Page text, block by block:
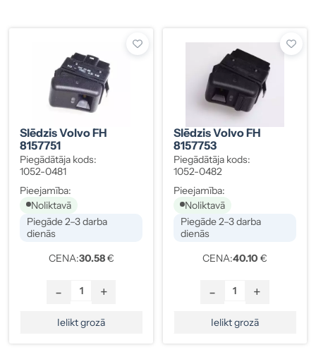
Slēdzis Volvo FH
8157751
Piegādātāja kods:
1052-0481
Pieejamība:
Noliktavā
Piegāde 2–3 darba
dienās
CENA:30.58€
- +
Ielikt grozā
Slēdzis Volvo FH
8157753
Piegādātāja kods:
1052-0482
Pieejamība:
Noliktavā
Piegāde 2–3 darba
dienās
CENA:40.10 €
- +
Ielikt grozā